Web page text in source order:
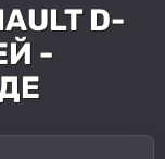
D-
-